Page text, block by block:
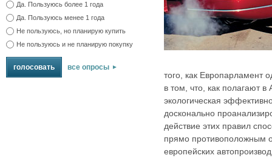
Да. Пользуюсь более 1 года
Да. Пользуюсь менее 1 года
Не пользуюсь, но планирую купить
Не пользуюсь и не планирую покупку
все опросы
того, как Европарламент
в том, что, как полагают
экологическая
досконально
действие этих правил
прямо противоположным
европейских